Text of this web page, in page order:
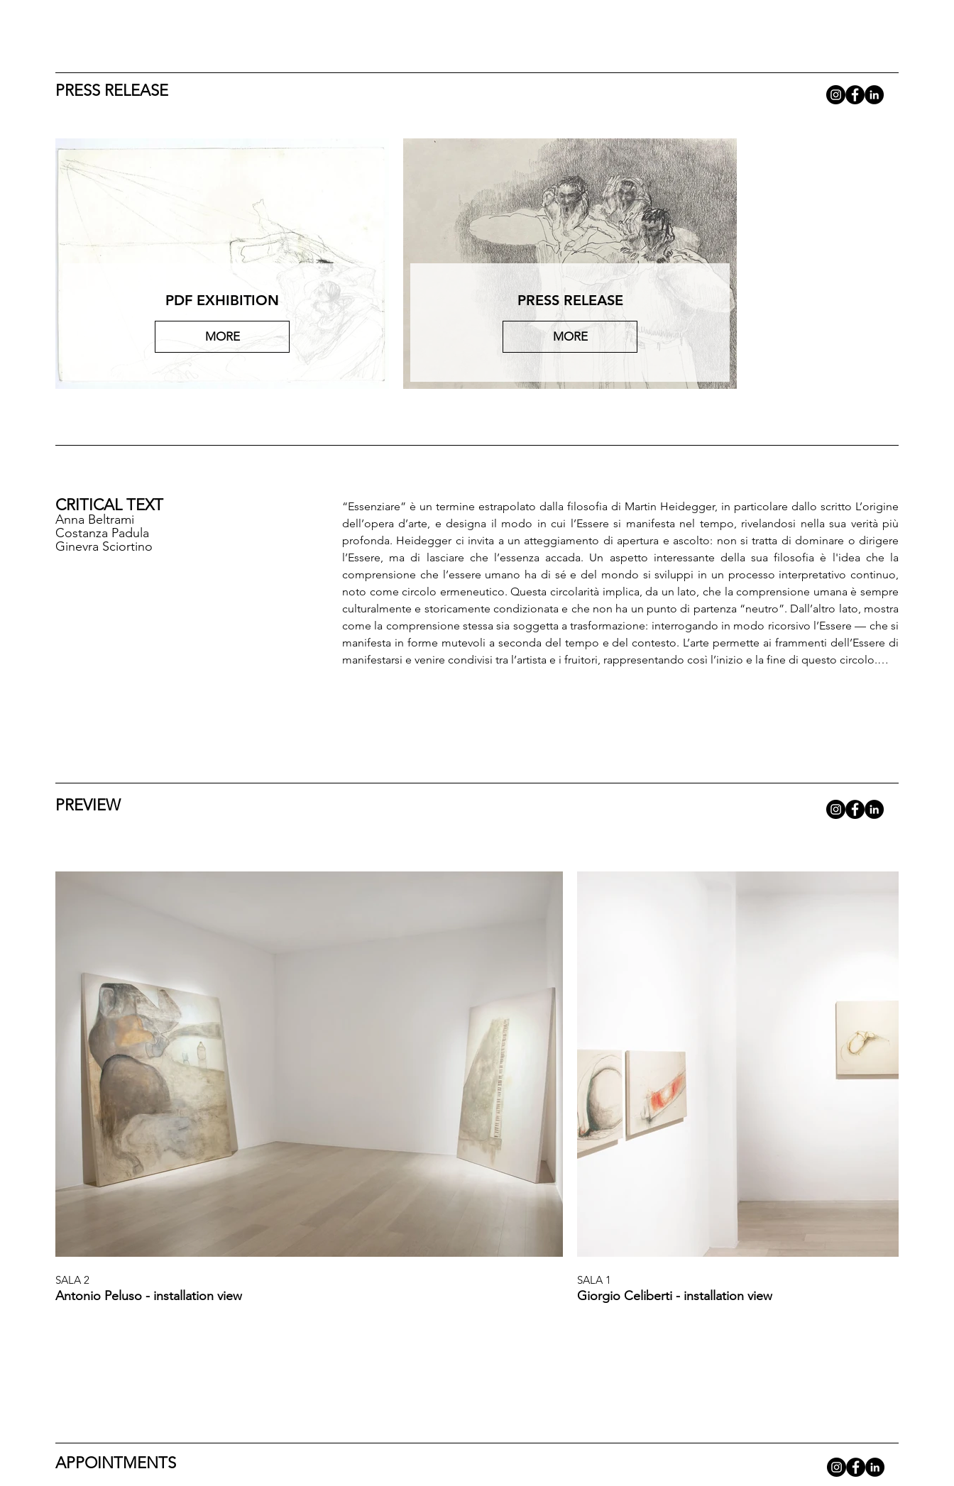
PRESS RELEASE
PDF EXHIBITION
MORE
PRESS RELEASE
MORE
CRITICAL TEXT
Anna Beltrami
Costanza Padula
Ginevra Sciortino
“Essenziare” è un termine estrapolato dalla filosofia di Martin Heidegger, in particolare dallo scritto L’origine
dell’opera d’arte, e designa il modo in cui l’Essere si manifesta nel tempo, rivelandosi nella sua verità più
profonda. Heidegger ci invita a un atteggiamento di apertura e ascolto: non si tratta di dominare o dirigere
l’Essere, ma di lasciare che l’essenza accada. Un aspetto interessante della sua filosofia è l'idea che la
comprensione che l’essere umano ha di sé e del mondo si sviluppi in un processo interpretativo continuo,
noto come circolo ermeneutico. Questa circolarità implica, da un lato, che la comprensione umana è sempre
culturalmente e storicamente condizionata e che non ha un punto di partenza “neutro”. Dall’altro lato, mostra
come la comprensione stessa sia soggetta a trasformazione: interrogando in modo ricorsivo l’Essere — che si
manifesta in forme mutevoli a seconda del tempo e del contesto. L’arte permette ai frammenti dell’Essere di
manifestarsi e venire condivisi tra l’artista e i fruitori, rappresentando così l’inizio e la fine di questo circolo.
necessario a trattenere le infinite possibilità inespresse. Nei disegni di Corradin, invece, esso assume una
abiti volumetrici che ne alleggeriscono le sembianze.
Ed è con questo spirito che, nei tre artisti, Essenziare si palesa in un atto di ascolto, di attenzione radicale, che
lascia venire alla luce ciò che è originario e che, normalmente, rimane implicito, invisibile, taciuto.
Giorgio Celiberti catalizza tensione. La tensione è quella tra uno spazio di colore neutro e una pittura che è
pienamente segnica. Il suo tratto è deciso, determinato, ma non si risolve mai in una linea definita. Quando il
segno pittorico è pennellata, crea campiture che non si impongono ma sostengono. La tensione è anche
quella tra invenzioni umane e la completa assenza dell’umano dotato di intento. Infatti dove troviamo abbozzi
di corpi, questi servono solo ad attivare i veri protagonisti: oggetti violenti, che l’artista però emancipa dalla
loro funzione tramite una pittura lieve e ariosa. L’interesse giace nella differenza tra ciò che sono in atto e ciò
che sono in potenza: una pistola che potrebbe sparare ma non lo fa. Il fulcro della riflessione è in una potenza
che li definisce, ma che rimane inespressa. Gli insetti non interrompono la poetica, la estendono: come armi
Antonio Peluso
uno spazio di con-fusione in cui i confini tra le comuni concezioni di bello e brutto si fanno labili. L’artista
lavora con pigmenti naturali ricavati da terre di vario genere, che usati tramite una stesura delicata del colore
Tobia Corradin
I disegni di Tobia Corradin, realizzati per la maggior parte in grafite, tappezzano le pareti della link room e
sommergono il fruitore nello spazio mentale dell’artista. Il processo creativo parte da ricordi e considerazioni
PREVIEW
SALA 2
Antonio Peluso - installation view
SALA 1
Giorgio Celiberti - installation view
APPOINTMENTS